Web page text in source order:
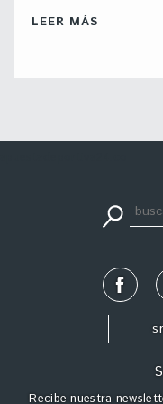
LEER MÁS
Recibe nuestra